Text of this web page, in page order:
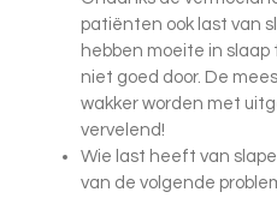
patiënten ook last van
hebben moeite in
niet goed door. De
wakker worden met
vervelend!
Wie last heeft van
van de volgende